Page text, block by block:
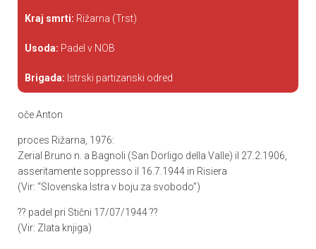
Kraj smrti: Rižarna (Trst)
Usoda: Padel v NOB
Brigada: Istrski partizanski odred
oče Anton
proces Rižarna, 1976:
Zerial Bruno n. a Bagnoli (San Dorligo della Valle) il 27.2.1906,
asseritamente soppresso il 16.7.1944 in Risiera
(Vir: “Slovenska Istra v boju za svobodo”)
?? padel pri Stični 17/07/1944 ??
(Vir: Zlata knjiga)